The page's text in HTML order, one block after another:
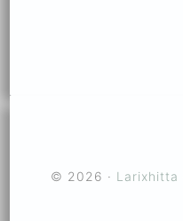
© 2026 · Larixhitta